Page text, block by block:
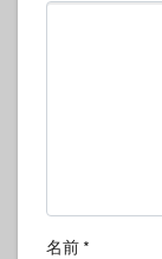
名前 *